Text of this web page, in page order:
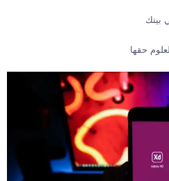
بيتك
حقها